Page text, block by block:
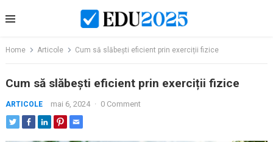
to
Home Articole Cum să slăbești eficient prin exerciții fizice
Cum să slăbești eficient prin exerciții fizice
ARTICOLE mai 6, 2024 · 0 Comment